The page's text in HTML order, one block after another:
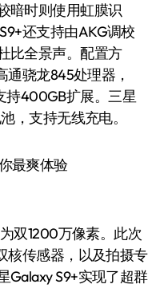
暗时则使用虹膜识
还支持由AKG调校
比全景声。配置方
通骁龙845处理器，
持400GB扩展。三星
，支持无线充电。
双1200万像素。此次
核传感器，以及拍摄专
Galaxy S9+实现了超群